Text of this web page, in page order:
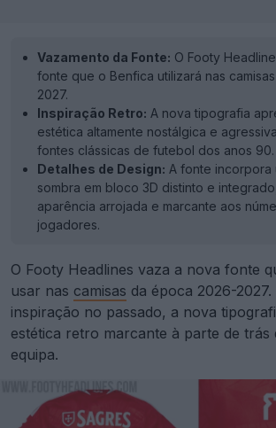
Vazamento da Fonte: O Footy
fonte que o Benfica utilizará nas
2027.
Inspiração Retro: A nova tipografia
estética altamente nostálgica e
fontes clássicas de futebol dos anos 90.
Detalhes de Design: A fonte incorpora
sombra em bloco 3D distinto e
aparência arrojada e marcante aos
jogadores.
O Footy Headlines vaza a nova fonte
usar nas camisas da época 2026-
inspiração no passado, a nova
estética retro marcante à parte de trás
equipa.